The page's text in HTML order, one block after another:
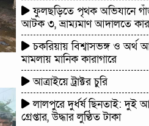
ফুলছড়িতে পৃথক অভিযানে
আটক ৩, ভ্রাম্যমাণ আদালতে
চকরিয়ায় বিশ্বাসভঙ্গ ও অর্থ
মামলায় মানিক কারাগারে
আত্রাইয়ে ট্রাক্টর চুরি
লালপুরে দুর্ধর্ষ ছিনতাই: দুই
গ্রেপ্তার, উদ্ধার লুণ্ঠিত টাকা